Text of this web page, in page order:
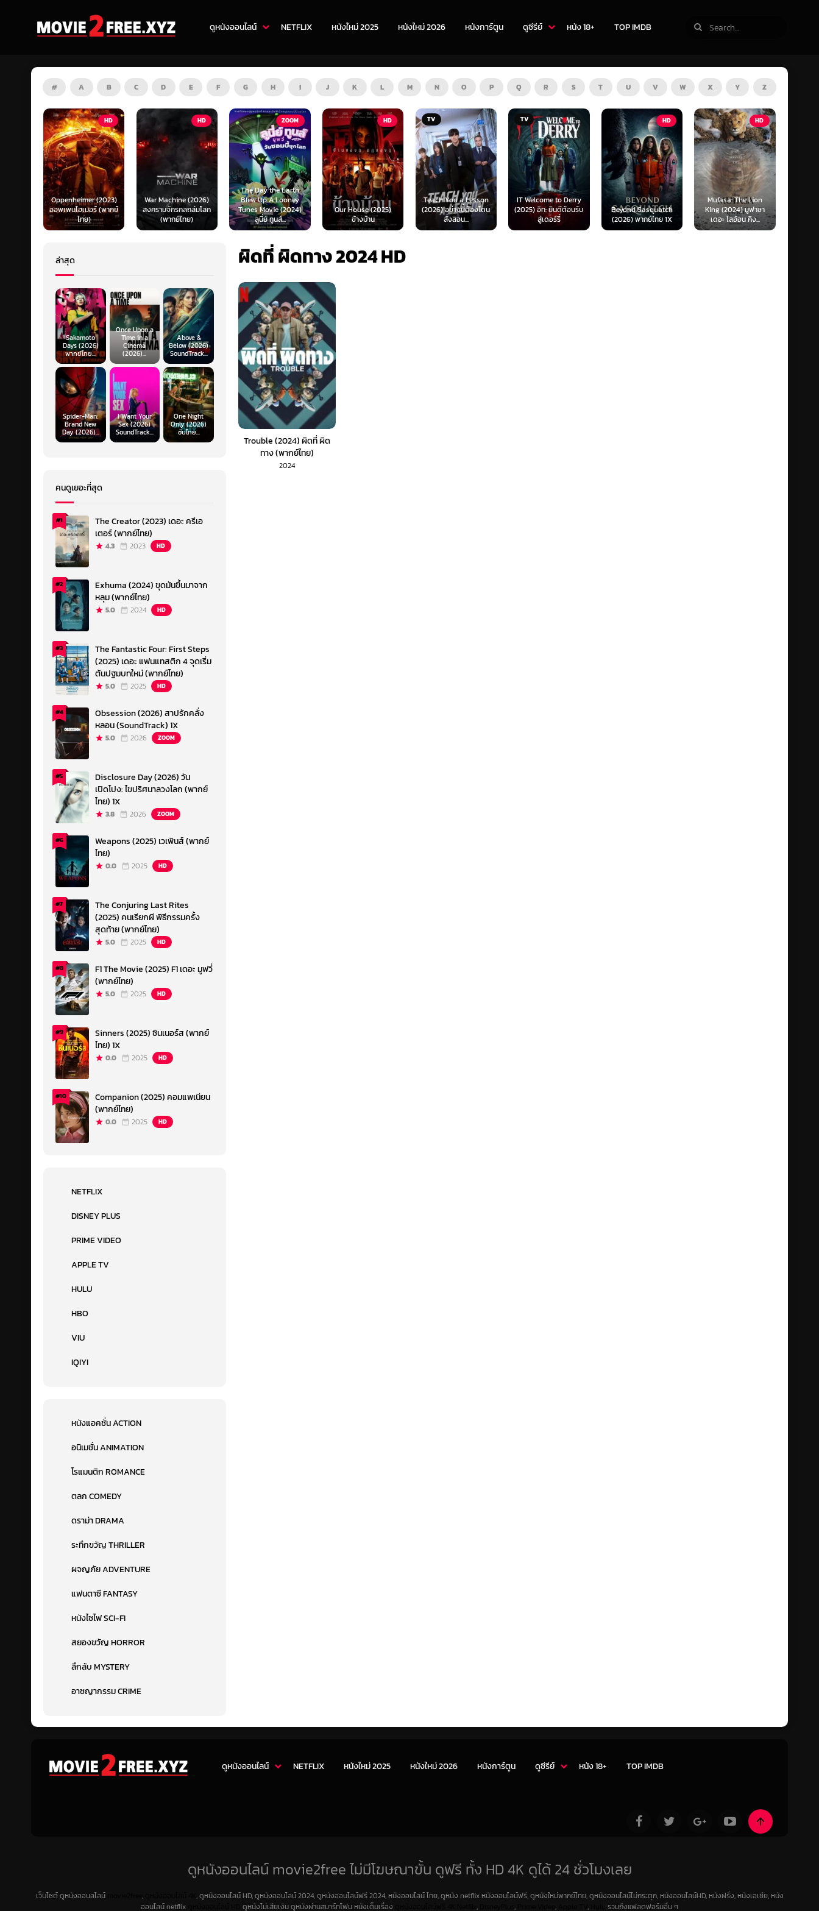
ดูหนังออนไลน์ NETFLIX หนังใหม่ 2025 หนังใหม่ 2026 หนังการ์ตูน ดูซีรีย์ หนัง 18+ TOP IMDB
# A B C D E F G H I J K L M N O P Q R S T U V W X Y Z
HD
(2023)
พเพนไฮเมอร์ (พากย์
War Machine (2026)
สงครามจักรกลถล่มโลก
(พากย์ไทย)
ZOOM
The Day the Earth
Blew Up A Looney
Tunes Movie (2024)
ลูนี่ย์ ทูนส์...
HD
Our House (2025)
ข้างบ้าน
TV
Teach You a Lesson
(2026) อย่างนี้ต้องโดน
TV
IT Welcome to Derry
(2025) อิท: ยินดีต้อนรับ
HD
Beyond Sasquatch
(2026) พากย์ไทย 1X
HD
Mufasa: The Lion
King (2024) มูฟาซา
เดอะ ไลอ้อน คิง...
Obsession (2026)
สาปรักคลั่งหลอน
(SoundTrack) 1X
ผิดที่ ผิดทาง 2024 HD
Trouble (2024) ผิดที่ ผิด
ทาง (พากย์ไทย)
2024
ล่าสุด
Sakamoto
Days (2026)
พากย์ไทย...
Once Upon a
Time in a
Cinema
(2026)...
Above &
Below (2026)
SoundTrack...
Spider-Man:
Brand New
Day (2026)...
I Want Your
Sex (2026)
SoundTrack...
One Night
Only (2026)
ซับไทย...
คนดูเยอะที่สุด
#1
The Creator (2023) เดอะ ครีเอ
เตอร์ (พากย์ไทย)
4.3 2023 HD
#2
Exhuma (2024) ขุดมันขึ้นมาจาก
หลุม (พากย์ไทย)
5.0 2024 HD
#3
The Fantastic Four: First Steps
(2025) เดอะ แฟนแทสติก 4 จุดเริ่ม
ต้นปฐมบทใหม่ (พากย์ไทย)
5.0 2025 HD
#4
Obsession (2026) สาปรักคลั่ง
หลอน (SoundTrack) 1X
5.0 2026 ZOOM
#5
Disclosure Day (2026) วัน
เปิดโปง: ไขปริศนาลวงโลก (พากย์
ไทย) 1X
3.8 2026 ZOOM
#6
Weapons (2025) เวเพินส์ (พากย์
ไทย)
0.0 2025 HD
#7
The Conjuring Last Rites
(2025) คนเรียกผี พิธีกรรมครั้ง
สุดท้าย (พากย์ไทย)
5.0 2025 HD
#8
F1 The Movie (2025) F1 เดอะ มูฟวี่
(พากย์ไทย)
5.0 2025 HD
#9
Sinners (2025) ซินเนอร์ส (พากย์
ไทย) 1X
0.0 2025 HD
#10
Companion (2025) คอมแพเนียน
(พากย์ไทย)
0.0 2025 HD
NETFLIX
DISNEY PLUS
PRIME VIDEO
APPLE TV
HULU
HBO
VIU
IQIYI
หนังแอคชั่น ACTION
อนิเมชั่น ANIMATION
โรแมนติก ROMANCE
ตลก COMEDY
ดราม่า DRAMA
ระทึกขวัญ THRILLER
ผจญภัย ADVENTURE
แฟนตาซี FANTASY
หนังไซไฟ SCI-FI
สยองขวัญ HORROR
ลึกลับ MYSTERY
อาชญากรรม CRIME
ดูหนังออนไลน์ NETFLIX หนังใหม่ 2025 หนังใหม่ 2026 หนังการ์ตูน ดูซีรีย์ หนัง 18+ TOP IMDB
ดูหนังออนไลน์ movie2free ไม่มีโฆษณาขั้น ดูฟรี ทั้ง HD 4K ดูได้ 24 ชั่วโมงเลย
เว็บไซต์ ดูหนังออนลไลน์ ,
, ดูหนังออนไลน์ HD, ดูหนังออนไลน์ 2024, ดูหนังออนไลน์ฟรี 2024, หนังออนไลน์ ไทย, ดูหนัง netflix หนังออนไลน์ฟรี, ดูหนังใหม่พากย์ไทย, ดูหนังออนไลน์ไม่กระตุก, หนังออนไลน์HD, หนังฝรั่ง, หนังเอเชีย, หนัง
ออนไลน์ netflix
ดูหนังไม่เสียเงิน ดูหนังผ่านสมาร์ทโฟน หนังเต็มเรื่อง , , , , รวมถึงแฟลตฟอร์มอื่น ๆ